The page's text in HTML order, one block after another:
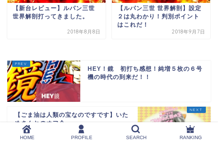
【新台レビュー】ルパン三世
世界解剖打ってきました。
2018年8月8日
【ルパン三世 世界解剖】設定
２は丸わかり！判別ポイント
はこれだ！
2018年9月7日
HEY！鏡 初打ち感想！純増５枚の６号
機の時代の到来だ！！
【ごま油は人類の宝なのですです】いた
めさんとのオフ会
HOME PROFILE SEARCH RANKING